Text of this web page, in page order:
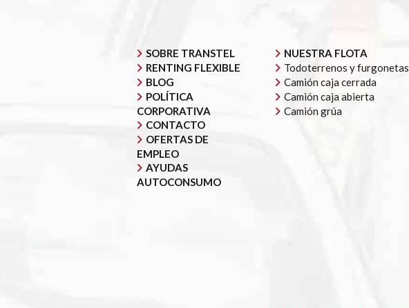
SOBRE TRANSTEL
RENTING FLEXIBLE
BLOG
POLÍTICA
CORPORATIVA
CONTACTO
OFERTAS DE
EMPLEO
AYUDAS
AUTOCONSUMO
NUESTRA FLOTA
Todoterrenos y furgonetas
Camión caja cerrada
Camión caja abierta
Camión grúa